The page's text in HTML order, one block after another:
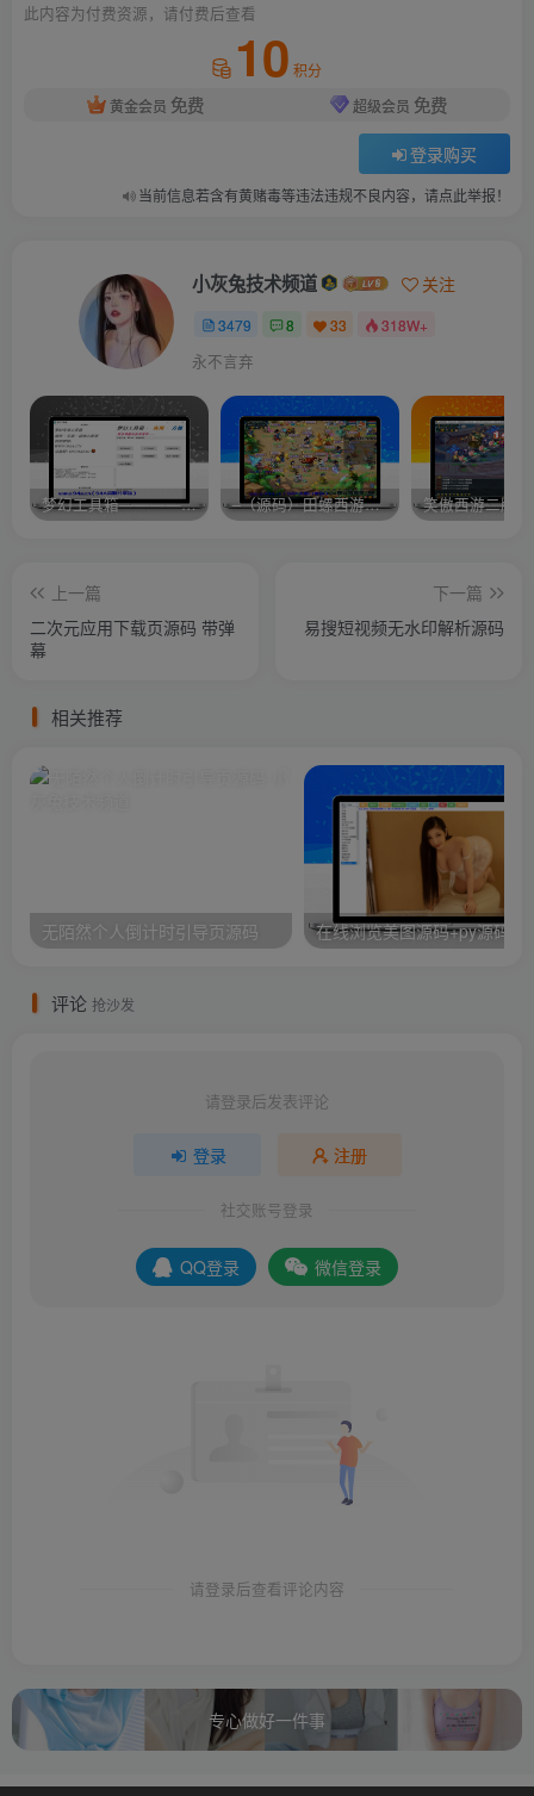
此内容为付费资源，请付费后查看
10 积分
黄金会员 免费 超级会员 免费
登录购买
当前信息若含有黄赌毒等违法违规不良内容，请点此举报！
小灰兔技术频道 关注
3479 8 33 318W+
永不言弃
梦幻工具箱————-免费 –（源码）田螺西游9.0 假人摆摊18门派飞升渡劫化圣助战最新BB谛听…. 笑傲西游二版-
上一篇
二次元应用下载页源码 带弹
幕
下一篇
易搜短视频无水印解析源码
相关推荐
无陌然个人倒计时引导页源码 在线浏览美图源码+py源码
评论 抢沙发
请登录后发表评论
登录 注册
社交账号登录
QQ登录 微信登录
请登录后查看评论内容
专心做好一件事